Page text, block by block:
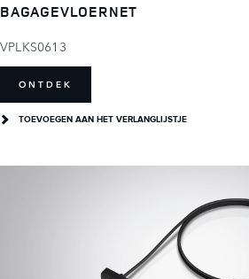
BAGAGEVLOERNET
VPLKS0613
ONTDEK
TOEVOEGEN AAN HET VERLANGLIJSTJE